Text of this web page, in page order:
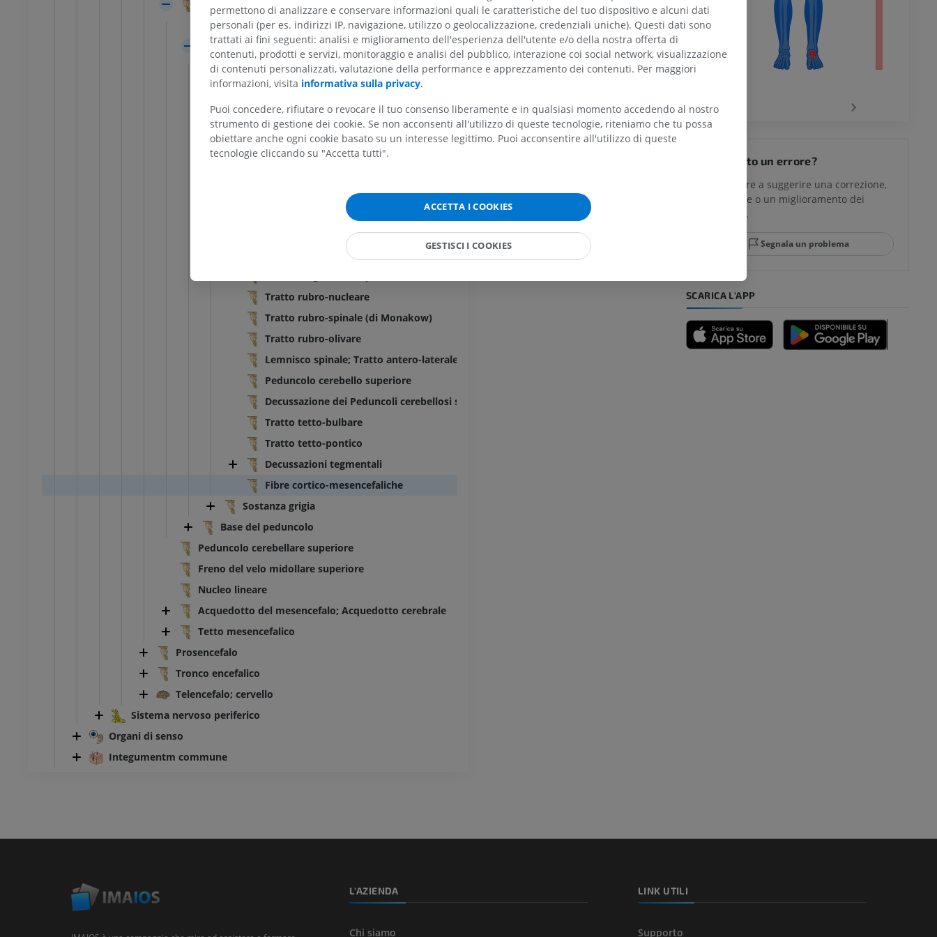
Peduncolo cerebrale
Solco laterale del mesencefalo
Tegmento del mesencefalo
Trigone del lemnisco laterale
Sostanza bianca
Fibre cortico-nucleari mesencefaliche
Fibre ipotalamo-spinali
Lemnisco laterale
Lemnisco mediale
Lemnisco trigeminale
Fascio longitudinare mediale
Tratto mesencefalica del nervo trigemico
Tratto rubro-nucleare
Tratto rubro-spinale (di Monakow)
Tratto rubro-olivare
Lemnisco spinale; Tratto antero-laterale
Peduncolo cerebello superiore
Decussazione dei Peduncoli cerebellosi superiori
Tratto tetto-bulbare
Tratto tetto-pontico
Decussazioni tegmentali
Fibre cortico-mesencefaliche
Sostanza grigia
Base del peduncolo
Peduncolo cerebellare superiore
Freno del velo midollare superiore
Nucleo lineare
Acquedotto del mesencefalo; Acquedotto cerebrale
Tetto mesencefalico
Prosencefalo
Tronco encefalico
Telencefalo; cervello
Sistema nervoso periferico
Organi di senso
Integumentm commune
inferiore
Radiografie
Arto inferiore
Illustrazioni
TC di caviglia e piede
RM
PREMIUM
RMN della mano
RM
PREMIUM
Radiografia dell’arto
superiore
Radiografie
Arto superiore
Illustrazioni
PREMIUM
superiore
Angiografia
GRATUITO
fotografie
PREMIUM
RMN dell'anca
RM
PREMIUM
RMN del ginocchio
PREMIUM
Artrografia TC del ginocchio
RMN della caviglia e del
retropiede
RM
PREMIUM
RMN dell’avampiede
›
Hai notato un errore?
Non esitare a suggerire una correzione,
traduzione o un miglioramento dei
contenuti.
Segnala un problema
SCARICA L'APP
L'AZIENDA
Chi siamo
LINK UTILI
Supporto
permettono di analizzare e conservare informazioni quali le caratteristiche del tuo dispositivo e alcuni dati
personali (per es. indirizzi IP, navigazione, utilizzo o geolocalizzazione, credenziali uniche). Questi dati sono
trattati ai fini seguenti: analisi e miglioramento dell'esperienza dell'utente e/o della nostra offerta di
contenuti, prodotti e servizi, monitoraggio e analisi del pubblico, interazione coi social network, visualizzazione
di contenuti personalizzati, valutazione della performance e apprezzamento dei contenuti. Per maggiori
informazioni, visita informativa sulla privacy.
Puoi concedere, rifiutare o revocare il tuo consenso liberamente e in qualsiasi momento accedendo al nostro
strumento di gestione dei cookie. Se non acconsenti all'utilizzo di queste tecnologie, riteniamo che tu possa
obiettare anche ogni cookie basato su un interesse legittimo. Puoi acconsentire all'utilizzo di queste
tecnologie cliccando su "Accetta tutti".
ACCETTA I COOKIES
GESTISCI I COOKIES